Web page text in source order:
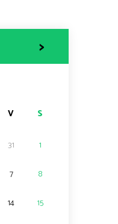
>
V S
31 1
7 8
14 15